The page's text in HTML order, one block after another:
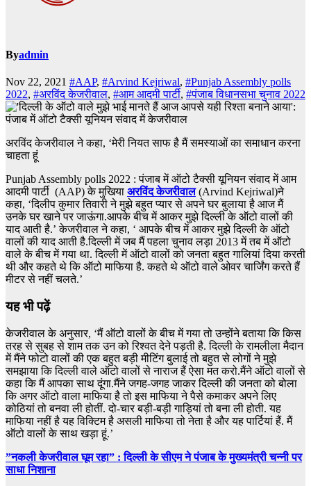
Byadmin
Nov 22, 2021 #AAP, #Arvind Kejriwal, #Punjab Assembly polls
2022, #अरविंद केजरीवाल, #आम आदमी पार्टी, #पंजाब विधानसभा चुनाव 2022
अरविंद केजरीवाल ने कहा, ‘मेरी नियत साफ है मैं समस्याओं का समाधान करना
चाहता हूं
Punjab Assembly polls 2022 : पंजाब में ऑटो टैक्सी यूनियन संवाद में आम
आदमी पार्टी (AAP) के मुखिया अरविंद केजरीवाल(Arvind Kejriwal)ने
कहा, ‘दिलीप कुमार तिवारी ने मुझे बहुत प्यार से अपने घर बुलाया है आज मैं
उनके घर खाने पर जाऊंगा.आपके बीच में आकर मुझे दिल्ली के ऑटो वालों की
याद आती है.’ केजरीवाल ने कहा, ‘ आपके बीच में आकर मुझे दिल्ली के ऑटो
वालों की याद आती है.दिल्ली में जब मैं पहला चुनाव लड़ा 2013 में तब में ऑटो
वाले के बीच में गया था. दिल्ली में ऑटो वालों को जनता बहुत गालियां दिया करती
थी और कहते थे कि ऑटो माफिया है. कहते थे ऑटो वाले ओवर चार्जिंग करते हैं
मीटर से नहीं चलते.’
यह भी पढ़ें
केजरीवाल के अनुसार, ‘मैं ऑटो वालों के बीच में गया तो उन्होंने बताया कि किस
तरह से सुबह से शाम तक उन को रिश्वत देने पड़ती है. दिल्ली के रामलीला मैदान
में मैंने फोटो वालों की एक बहुत बड़ी मीटिंग बुलाई तो बहुत से लोगों ने मुझे
समझाया कि दिल्ली वाले ऑटो वालों से नाराज हैं ऐसा मत करो.मैंने ऑटो वालों से
कहा कि मैं आपका साथ दूंगा.मैंने जगह-जगह जाकर दिल्ली की जनता को बोला
कि अगर ऑटो वाला माफिया है तो इस माफिया ने पैसे कमाकर अपने लिए
कोठियां तो बनवा ली होतीं. दो-चार बड़ी-बड़ी गाड़ियां तो बना ली होती. यह
माफिया नहीं है यह विक्टिम है असली माफिया तो नेता है और यह पार्टियां हैं. मैं
ऑटो वालों के साथ खड़ा हूं.’
”नकली केजरीवाल घूम रहा” : दिल्‍ली के सीएम ने पंजाब के मुख्‍यमंत्री चन्‍नी पर
साधा निशाना